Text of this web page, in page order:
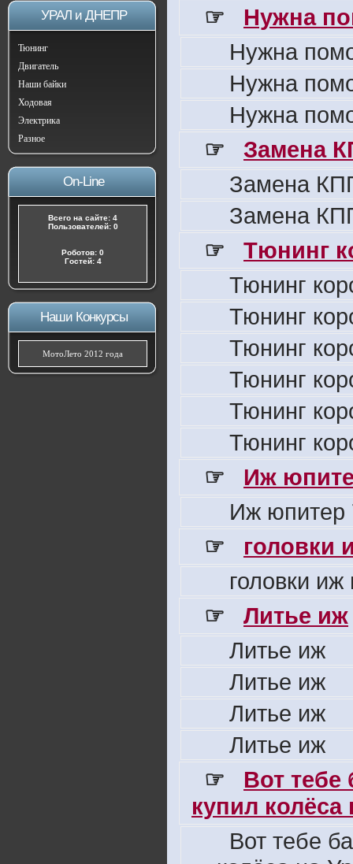
УРАЛ и ДНЕПР
Тюнинг
Двигатель
Наши байки
Ходовая
Электрика
Разное
On-Line
Всего на сайте: 4
Пользователей: 0
Роботов: 0
Гостей: 4
Наши Конкурсы
МотоЛето 2012 года
☞
Нужна
Нужна
Нужна
Нужна
☞
Замена
Замена
Замена
☞
Тюнинг
Тюнинг
Тюнинг
Тюнинг
Тюнинг
Тюнинг
Тюнинг
☞
Иж
Иж юпитер
☞
головки
головки
☞
Литье иж
Литье иж
Литье иж
Литье иж
Литье иж
☞
Вот
купил колёса
Вот тебе